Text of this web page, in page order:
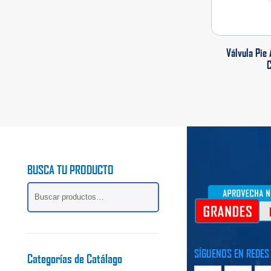
Válvula Pie
BUSCA TU PRODUCTO
Categorías de Catálago SÍGUENOS EN